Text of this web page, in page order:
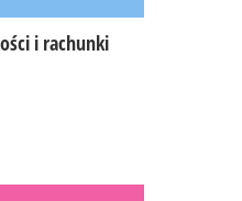
i rachunki